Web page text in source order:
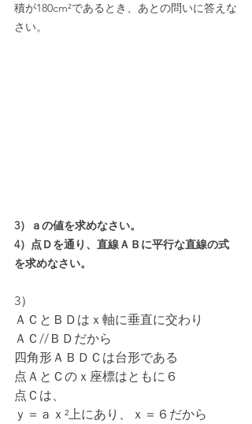
積が180cm²であるとき、あとの問いに答えな
さい。
3）ａの値を求めなさい。
4）点Ｄを通り、直線ＡＢに平行な直線の式
を求めなさい。
3）
ＡＣとＢＤはｘ軸に垂直に交わり
ＡＣ//ＢＤだから
四角形ＡＢＤＣは台形である
点ＡとＣのｘ座標はともに６
点Ｃは、
ｙ＝ａｘ²上にあり、ｘ＝６だから